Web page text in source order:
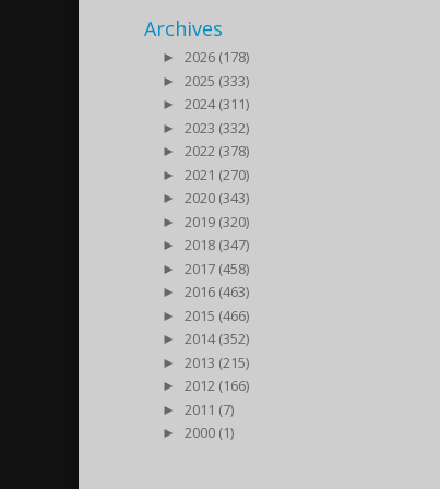
Archives
►
2026 (178)
►
2025 (333)
►
2024 (311)
►
2023 (332)
►
2022 (378)
►
2021 (270)
►
2020 (343)
►
2019 (320)
►
2018 (347)
►
2017 (458)
►
2016 (463)
►
2015 (466)
►
2014 (352)
►
2013 (215)
►
2012 (166)
►
2011 (7)
►
2000 (1)